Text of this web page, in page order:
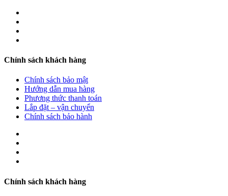
Chính sách khách hàng
Chính sách bảo mật
Hướng dẫn mua hàng
Phương thức thanh toán
Lắp đặt – vận chuyển
Chính sách bảo hành
Chính sách khách hàng